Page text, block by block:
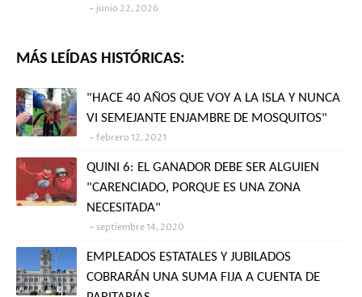
junio 22, 2026
MÁS LEÍDAS HISTÓRICAS:
"HACE 40 AÑOS QUE VOY A LA ISLA Y NUNCA
VI SEMEJANTE ENJAMBRE DE MOSQUITOS"
febrero 12, 2021
QUINI 6: EL GANADOR DEBE SER ALGUIEN
"CARENCIADO, PORQUE ES UNA ZONA
NECESITADA"
septiembre 14, 2020
EMPLEADOS ESTATALES Y JUBILADOS
COBRARÁN UNA SUMA FIJA A CUENTA DE